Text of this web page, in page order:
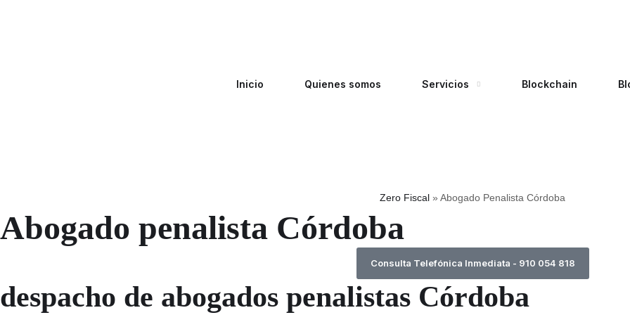
Inicio Quienes somos Servicios Blockchain
Zero Fiscal » Abogado Penalista Córdoba
Abogado penalista Córdoba
Consulta Telefónica Inmediata - 910 054 818
despacho de abogados penalistas Córdoba